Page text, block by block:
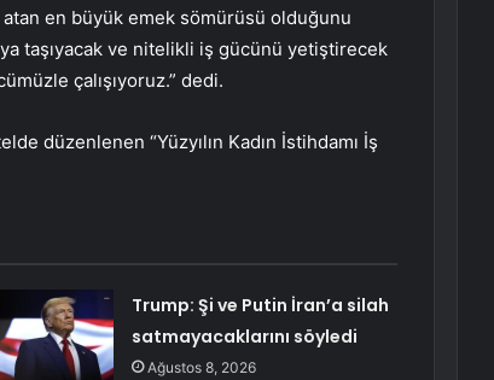
en büyük emek sömürüsü olduğunu
taşıyacak ve nitelikli iş gücünü yetiştirecek
çalışıyoruz.” dedi.
düzenlenen “Yüzyılın Kadın İstihdamı İş
Trump: Şi ve Putin İran’a silah
satmayacaklarını söyledi
Ağustos 8, 2026